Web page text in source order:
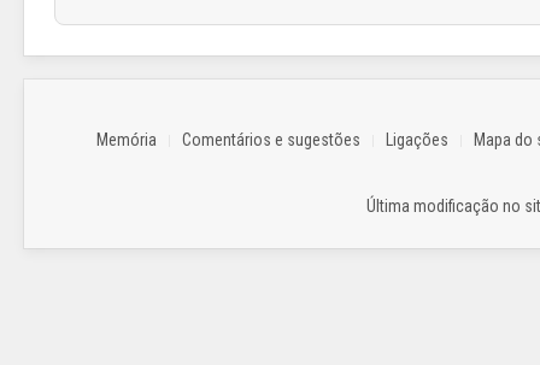
Memória Comentários e sugestões Ligações Mapa do
Última modificação no